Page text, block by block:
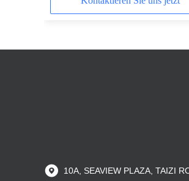
10A, SEAVIEW PLAZA, TAIZI